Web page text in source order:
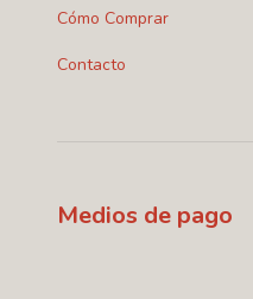
Cómo Comprar
Contacto
Medios de pago